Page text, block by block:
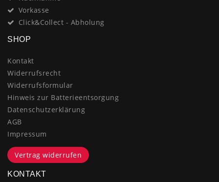
Vorkasse
Click&Collect - Abholung
SHOP
Kontakt
Widerrufsrecht
Widerrufsformular
Hinweis zur Batterieentsorgung
Datenschutzerklärung
AGB
Impressum
Vertrag widerrufen
KONTAKT